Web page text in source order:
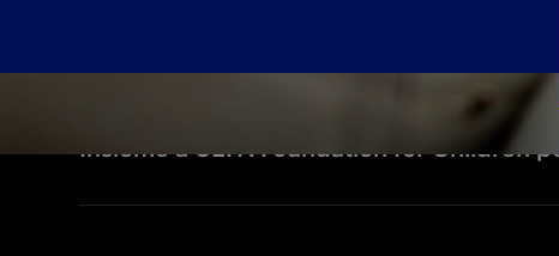
Insieme a UEFA Foundation for Children